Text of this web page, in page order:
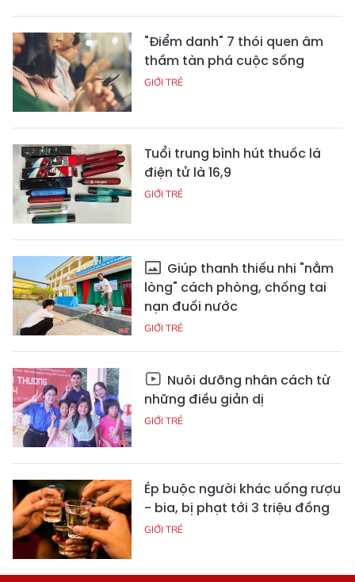
"Điểm danh" 7 thói quen âm
thầm tàn phá cuộc sống
GIỚI TRẺ
Tuổi trung bình hút thuốc lá
điện tử là 16,9
GIỚI TRẺ
Giúp thanh thiếu nhi "nằm
lòng" cách phòng, chống tai
nạn đuối nước
GIỚI TRẺ
Nuôi dưỡng nhân cách từ
những điều giản dị
GIỚI TRẺ
Ép buộc người khác uống rượu
- bia, bị phạt tới 3 triệu đồng
GIỚI TRẺ